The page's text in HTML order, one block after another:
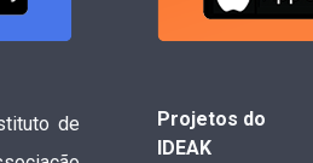
de
Projetos do
IDEAK